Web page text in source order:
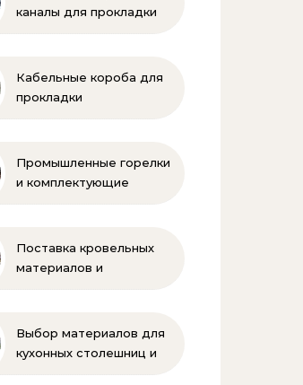
каналы для прокладки
Кабельные короба для
прокладки
Промышленные горелки
и комплектующие
Поставка кровельных
материалов и
Выбор материалов для
кухонных столешниц и